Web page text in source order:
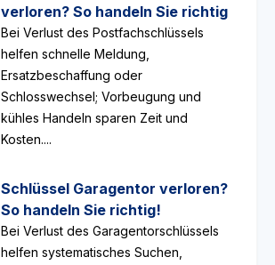
verloren? So handeln Sie richtig
Bei Verlust des Postfachschlüssels
helfen schnelle Meldung,
Ersatzbeschaffung oder
Schlosswechsel; Vorbeugung und
kühles Handeln sparen Zeit und
Kosten....
Schlüssel Garagentor verloren?
So handeln Sie richtig!
Bei Verlust des Garagentorschlüssels
helfen systematisches Suchen,